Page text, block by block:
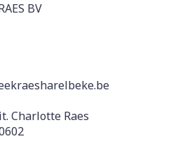
BV
Charlotte Raes